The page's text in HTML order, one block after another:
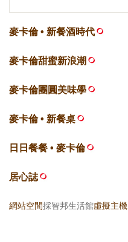
麥卡倫 • 新餐酒時代
麥卡倫甜蜜新浪潮
麥卡倫團圓美味學
麥卡倫 • 新餐桌
日日餐餐 • 麥卡倫
居心誌
網站空間採智邦生活館虛擬主機